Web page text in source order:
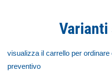
visualizza il carrello per
preventivo